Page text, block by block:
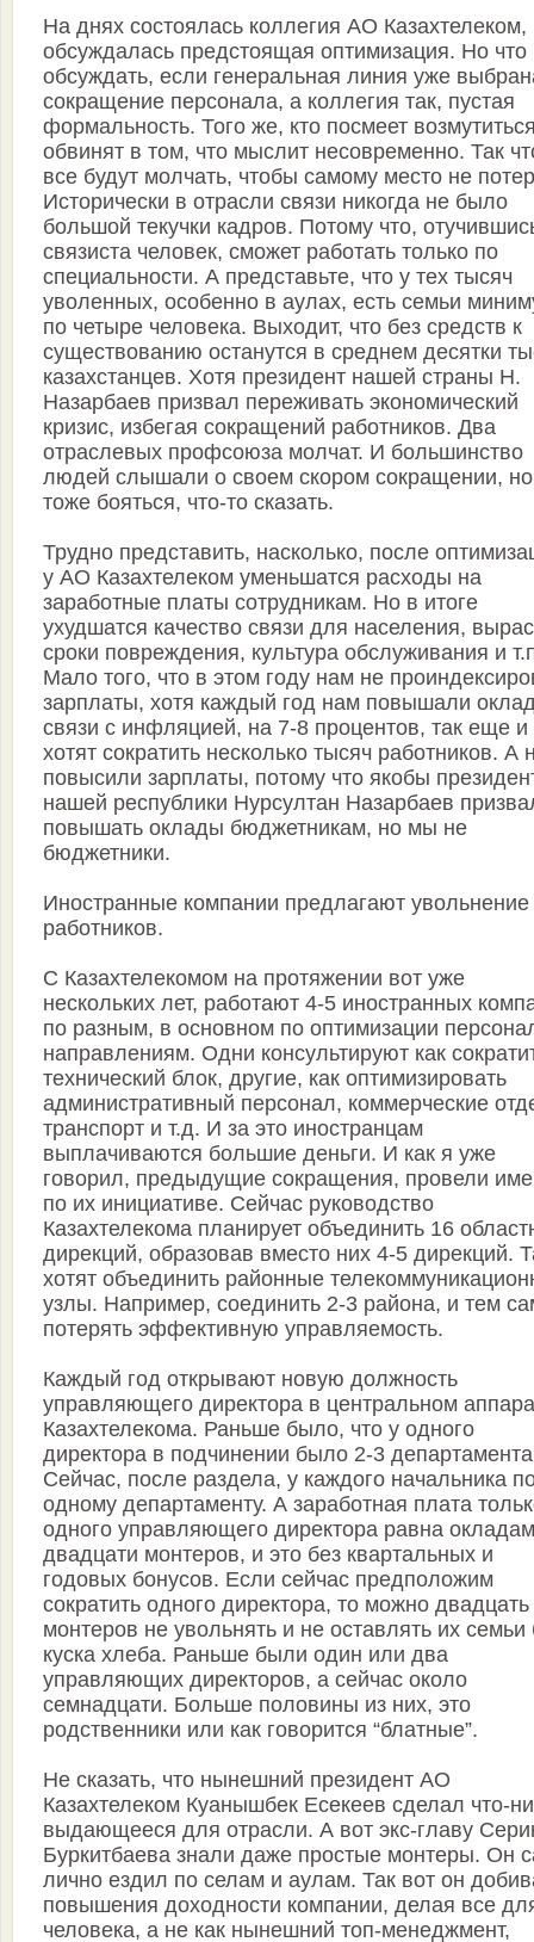
На днях состоялась коллегия АО Казахтелеком,
обсуждалась предстоящая оптимизация. Но что
обсуждать, если генеральная линия уже
сокращение персонала, а коллегия так, пустая
формальность. Того же, кто посмеет
обвинят в том, что мыслит несовременно. Так
все будут молчать, чтобы самому место не
Исторически в отрасли связи никогда не было
большой текучки кадров. Потому что,
связиста человек, сможет работать только по
специальности. А представьте, что у тех тысяч
уволенных, особенно в аулах, есть семьи
по четыре человека. Выходит, что без средств к
существованию останутся в среднем десятки
казахстанцев. Хотя президент нашей страны Н.
Назарбаев призвал переживать экономический
кризис, избегая сокращений работников. Два
отраслевых профсоюза молчат. И большинство
людей слышали о своем скором сокращении, но
тоже бояться, что-то сказать.
Трудно представить, насколько, после
у АО Казахтелеком уменьшатся расходы на
заработные платы сотрудникам. Но в итоге
ухудшатся качество связи для населения,
сроки повреждения, культура обслуживания и
Мало того, что в этом году нам не
зарплаты, хотя каждый год нам повышали
связи с инфляцией, на 7-8 процентов, так еще и
хотят сократить несколько тысяч работников. А
повысили зарплаты, потому что якобы
нашей республики Нурсултан Назарбаев
повышать оклады бюджетникам, но мы не
бюджетники.
Иностранные компании предлагают увольнение
работников.
C Казахтелекомом на протяжении вот уже
нескольких лет, работают 4-5 иностранных
по разным, в основном по оптимизации
направлениям. Одни консультируют как
технический блок, другие, как оптимизировать
административный персонал, коммерческие
транспорт и т.д. И за это иностранцам
выплачиваются большие деньги. И как я уже
говорил, предыдущие сокращения, провели
по их инициативе. Сейчас руководство
Казахтелекома планирует объединить 16
дирекций, образовав вместо них 4-5 дирекций.
хотят объединить районные
узлы. Например, соединить 2-3 района, и тем
потерять эффективную управляемость.
Каждый год открывают новую должность
управляющего директора в центральном
Казахтелекома. Раньше было, что у одного
директора в подчинении было 2-3
Сейчас, после раздела, у каждого начальника
одному департаменту. А заработная плата
одного управляющего директора равна окладам
двадцати монтеров, и это без квартальных и
годовых бонусов. Если сейчас предположим
сократить одного директора, то можно двадцать
монтеров не увольнять и не оставлять их семьи
куска хлеба. Раньше были один или два
управляющих директоров, а сейчас около
семнадцати. Больше половины из них, это
родственники или как говорится “блатные”.
Не сказать, что нынешний президент АО
Казахтелеком Куанышбек Есекеев сделал что-
выдающееся для отрасли. А вот экс-главу
Буркитбаева знали даже простые монтеры. Он
лично ездил по селам и аулам. Так вот он
повышения доходности компании, делая все
человека, а не как нынешний топ-менеджмент,